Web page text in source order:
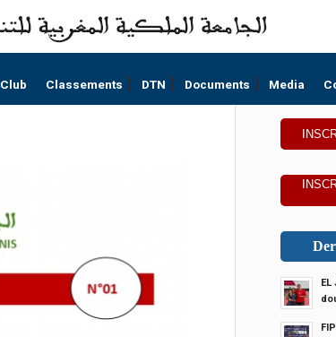
Club Classements DTN Documents Media
EL